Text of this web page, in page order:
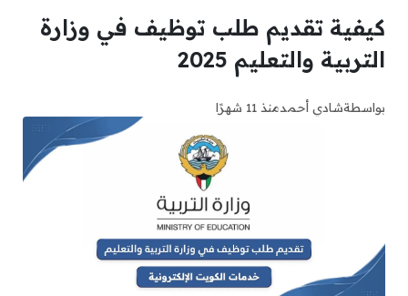
كيفية تقديم طلب توظيف في وزارة
التربية والتعليم 2025
بواسطةشادي أحمدمنذ 11 شهرًا